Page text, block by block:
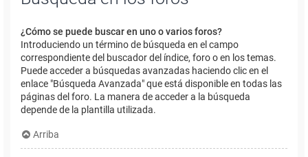
¿Cómo se puede buscar en uno o varios foros?
Introduciendo un término de búsqueda en el campo
correspondiente del buscador del índice, foro o en los temas.
Puede acceder a búsquedas avanzadas haciendo clic en el
enlace "Búsqueda Avanzada" que está disponible en todas las
páginas del foro. La manera de acceder a la búsqueda
depende de la plantilla utilizada.
Arriba